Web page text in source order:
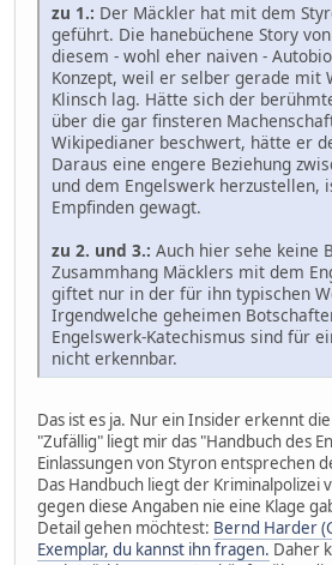
zu 1.: Der Mäckler hat mit dem
geführt. Die hanebüchene Story
diesem - wohl eher naiven -
Konzept, weil er selber gerade mit
Klinsch lag. Hätte sich der
über die gar finsteren
Wikipedianer beschwert, hätte er
Daraus eine engere Beziehung
und dem Engelswerk herzustellen,
Empfinden gewagt.
zu 2. und 3.: Auch hier sehe keine
Zusammhang Mäcklers mit dem
giftet nur in der für ihn typischen
Irgendwelche geheimen
Engelswerk-Katechismus sind für
nicht erkennbar.
Das ist es ja. Nur ein Insider erkennt
"Zufällig" liegt mir das "Handbuch des
Einlassungen von Styron entsprechen
Das Handbuch liegt der Kriminalpolizei
gegen diese Angaben nie eine Klage
Detail gehen möchtest: Bernd Harder
Exemplar, du kannst ihn fragen. Daher